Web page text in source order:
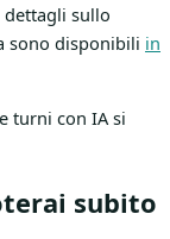
sullo
sono disponibili in
turni con IA si
subito